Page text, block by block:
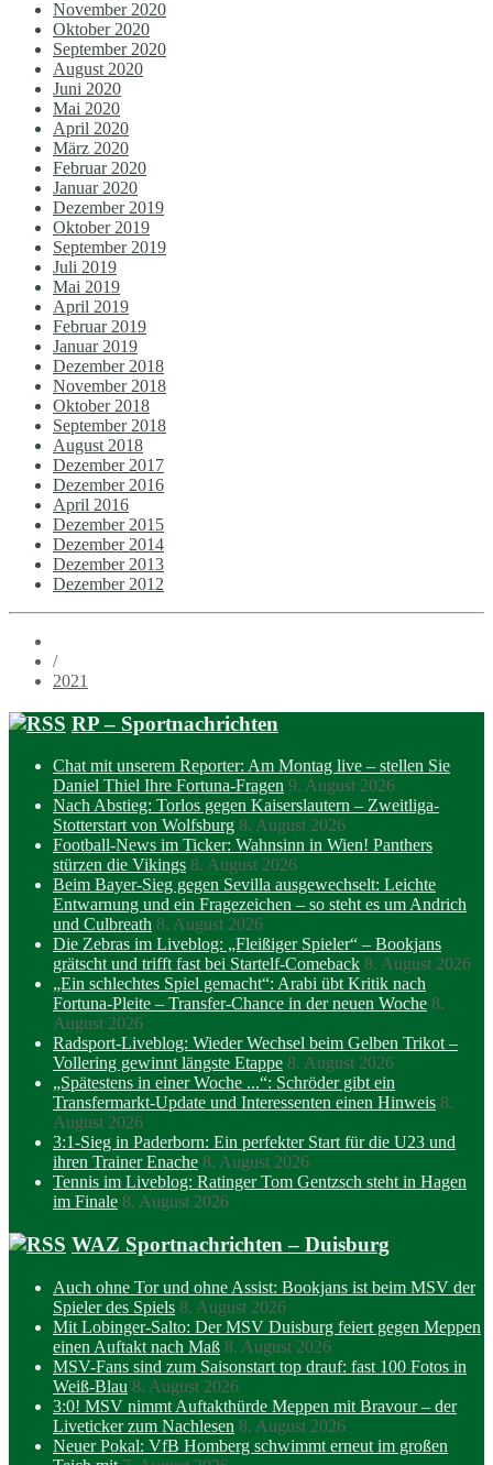
November 2020
Oktober 2020
September 2020
August 2020
Juni 2020
Mai 2020
April 2020
März 2020
Februar 2020
Januar 2020
Dezember 2019
Oktober 2019
September 2019
Juli 2019
Mai 2019
April 2019
Februar 2019
Januar 2019
Dezember 2018
November 2018
Oktober 2018
September 2018
August 2018
Dezember 2017
Dezember 2016
April 2016
Dezember 2015
Dezember 2014
Dezember 2013
Dezember 2012
/
2021
RP – Sportnachrichten
Chat mit unserem Reporter: Am Montag live – stellen Sie
Daniel Thiel Ihre Fortuna-Fragen 9. August 2026
Nach Abstieg: Torlos gegen Kaiserslautern – Zweitliga-
Stotterstart von Wolfsburg 8. August 2026
Football-News im Ticker: Wahnsinn in Wien! Panthers
stürzen die Vikings 8. August 2026
Beim Bayer-Sieg gegen Sevilla ausgewechselt: Leichte
Entwarnung und ein Fragezeichen – so steht es um Andrich
und Culbreath 8. August 2026
Die Zebras im Liveblog: „Fleißiger Spieler“ – Bookjans
grätscht und trifft fast bei Startelf-Comeback 8. August 2026
„Ein schlechtes Spiel gemacht“: Arabi übt Kritik nach
Fortuna-Pleite – Transfer-Chance in der neuen Woche 8.
August 2026
Radsport-Liveblog: Wieder Wechsel beim Gelben Trikot –
Vollering gewinnt längste Etappe 8. August 2026
„Spätestens in einer Woche ...“: Schröder gibt ein
Transfermarkt-Update und Interessenten einen Hinweis 8.
August 2026
3:1-Sieg in Paderborn: Ein perfekter Start für die U23 und
ihren Trainer Enache 8. August 2026
Tennis im Liveblog: Ratinger Tom Gentzsch steht in Hagen
im Finale 8. August 2026
WAZ Sportnachrichten – Duisburg
Auch ohne Tor und ohne Assist: Bookjans ist beim MSV der
Spieler des Spiels 8. August 2026
Mit Lobinger-Salto: Der MSV Duisburg feiert gegen Meppen
einen Auftakt nach Maß 8. August 2026
MSV-Fans sind zum Saisonstart top drauf: fast 100 Fotos in
Weiß-Blau 8. August 2026
3:0! MSV nimmt Auftakthürde Meppen mit Bravour – der
Liveticker zum Nachlesen 8. August 2026
Neuer Pokal: VfB Homberg schwimmt erneut im großen